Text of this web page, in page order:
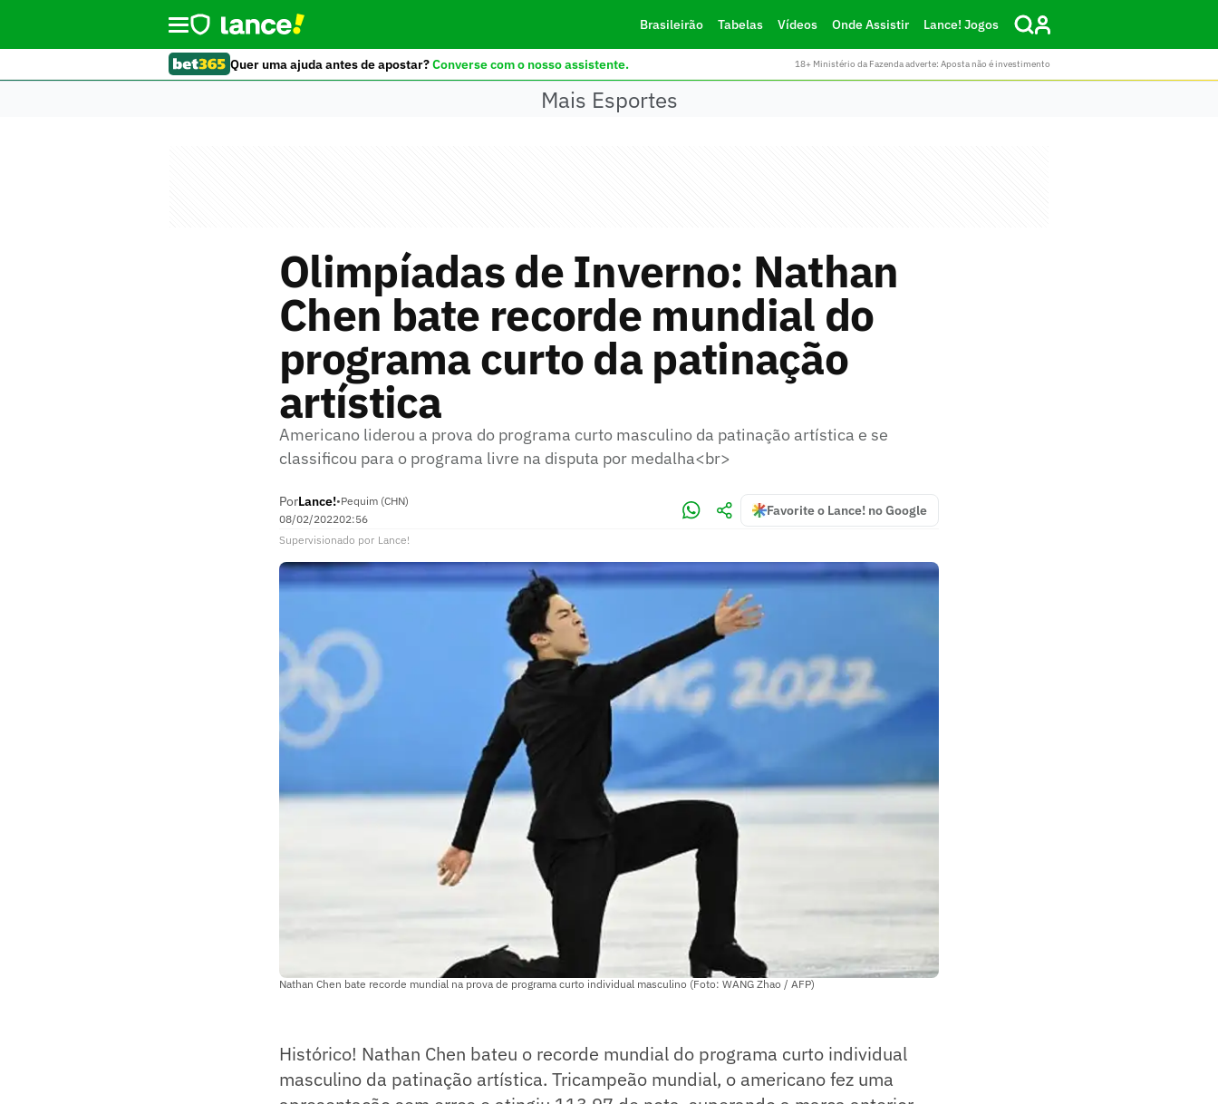
Brasileirão Tabelas Vídeos Onde Assistir Lance! Jogos
Quer uma ajuda antes de apostar?Converse com o nosso assistente. 18+ Ministério da Fazenda adverte: Aposta não é investimento
Mais Esportes
Olimpíadas de Inverno: Nathan
Chen bate recorde mundial do
programa curto da patinação
artística
Americano liderou a prova do programa curto masculino da patinação artística e se
classificou para o programa livre na disputa por medalha<br>
PorLance!•Pequim (CHN)
08/02/202202:56
Favorite o Lance! no Google
Supervisionado por Lance!
Nathan Chen bate recorde mundial na prova de programa curto individual masculino (Foto: WANG Zhao / AFP)
Histórico! Nathan Chen bateu o recorde mundial do programa curto individual
masculino da patinação artística. Tricampeão mundial, o americano fez uma